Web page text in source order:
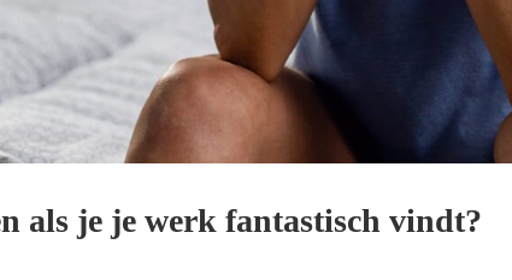
als je je werk fantastisch vindt?